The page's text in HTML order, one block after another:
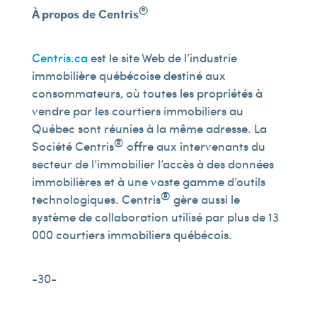
À propos de Centris®
Centris.caest le site Web de l’industrie
immobilière québécoise destiné aux
consommateurs, où toutes les propriétés à
vendre par les courtiers immobiliers au
Québec sont réunies à la même adresse. La
Société Centris® offre aux intervenants du
secteur de l’immobilier l’accès à des données
immobilières et à une vaste gamme d’outils
technologiques. Centris® gère aussi le
système de collaboration utilisé par plus de 13
000 courtiers immobiliers québécois.
-30-